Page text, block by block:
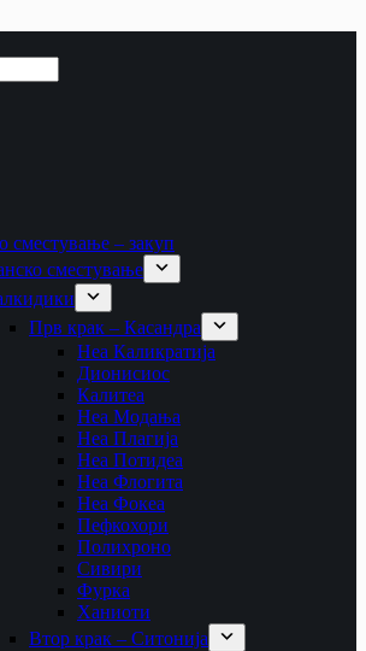
сместување – закуп
сместување
Прв крак – Касандра
Неа Каликратија
Дионисиос
Калитеа
Неа Модања
Неа Плагија
Неа Потидеа
Неа Флогита
Неа Фокеа
Пефкохори
Полихроно
Сивири
Фурка
Ханиоти
Втор крак – Ситонија